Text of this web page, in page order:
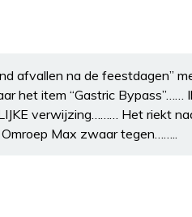
afvallen na de feestdagen”
het item “Gastric
verwijzing……… Het riekt
Max zwaar tegen……..